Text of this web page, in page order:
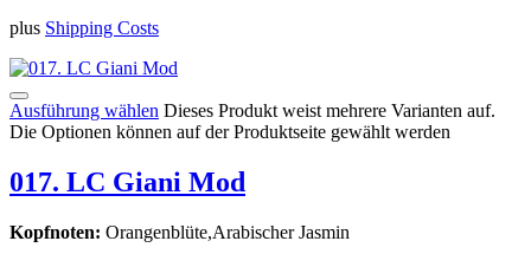
plus Shipping Costs
Ausführung wählen Dieses Produkt weist mehrere Varianten auf.
Die Optionen können auf der Produktseite gewählt werden
017. LC Giani Mod
Kopfnoten: Orangenblüte,Arabischer Jasmin